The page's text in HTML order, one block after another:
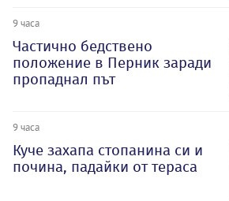
9 часа
Частично бедствено
положение в Перник заради
пропаднал път
9 часа
Куче захапа стопанина си и
почина, падайки от тераса